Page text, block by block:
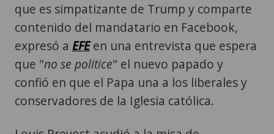
que es simpatizante de Trump y comparte
contenido del mandatario en Facebook,
expresó a EFEen una entrevista que espera
que "no se politice" el nuevo papado y
confió en que el Papa una a los liberales y
conservadores de la Iglesia católica.